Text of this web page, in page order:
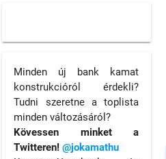
Minden új bank kamat
konstrukcióról érdekli?
Tudni szeretne a toplista
minden változásáról?
Kövessen minket a
Twitteren!@jokamathu